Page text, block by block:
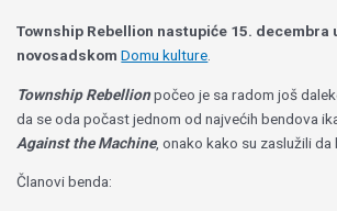
Township Rebellion nastupiće 15. decembra
novosadskom Domu kulture
Township Rebellionpočeo je sa radom još
da se oda počast jednom od najvećih bendova
Against the Machine, onako kako su zaslužili da
Članovi benda: